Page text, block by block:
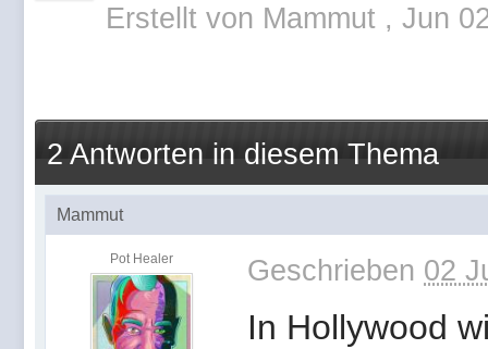
Erstellt von Mammut , Jun
2 Antworten in diesem Thema
Mammut
Pot Healer Geschrieben 02
In Hollywood